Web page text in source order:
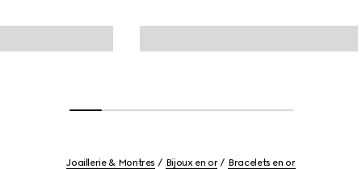
Joaillerie & Montres Bijoux en or Bracelets en or